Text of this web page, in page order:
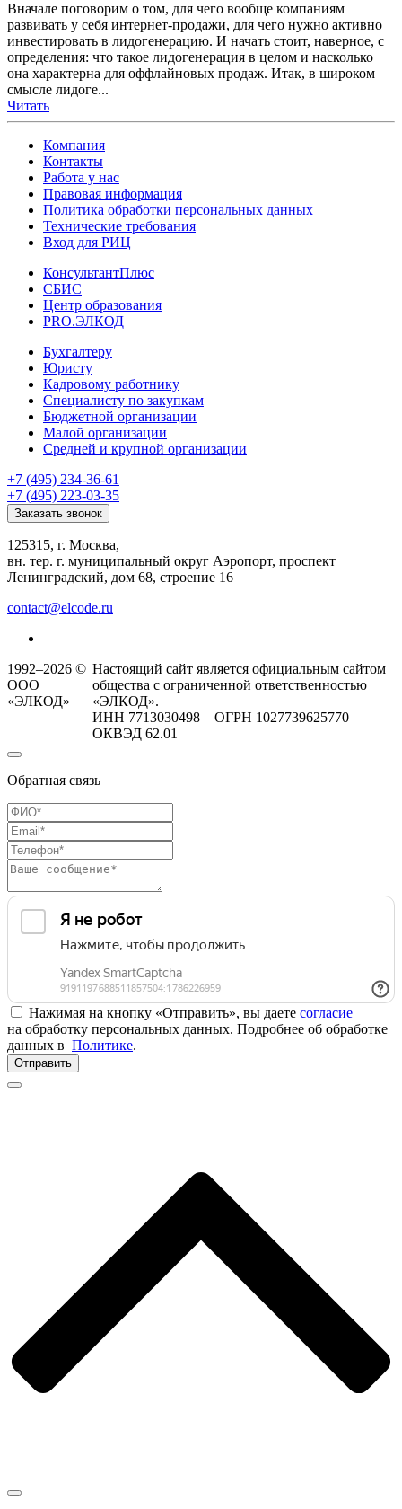
Вначале поговорим о том, для чего вообще компаниям
развивать у себя интернет-продажи, для чего нужно активно
инвестировать в лидогенерацию. И начать стоит, наверное, с
определения: что такое лидогенерация в целом и насколько
она характерна для оффлайновых продаж. Итак, в широком
смысле лидоге...
Читать
Компания
Контакты
Работа у нас
Правовая информация
Политика обработки персональных данных
Технические требования
Вход для РИЦ
КонсультантПлюс
СБИС
Центр образования
PRO.ЭЛКОД
Бухгалтеру
Юристу
Кадровому работнику
Специалисту по закупкам
Бюджетной организации
Малой организации
Средней и крупной организации
+7 (495) 234-36-61
+7 (495) 223-03-35
Заказать звонок
125315, г. Москва,
вн. тер. г. муниципальный округ Аэропорт, проспект
Ленинградский, дом 68, строение 16
contact@elcode.ru
1992–2026 ©
ООО
«ЭЛКОД»
Настоящий сайт является официальным сайтом
общества с ограниченной ответственностью
«ЭЛКОД».
ИНН 7713030498 ОГРН 1027739625770
ОКВЭД 62.01
Обратная связь
Нажимая на кнопку «Отправить», вы даете согласие
на обработку персональных данных. Подробнее об обработке
данных в Политике.
Отправить